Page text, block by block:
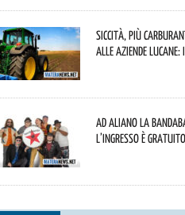
Siccità, più
alle aziende
Ad Aliano la
L’ingresso è gratuito